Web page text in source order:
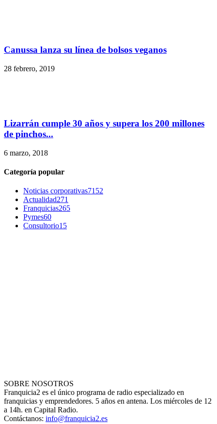
Canussa lanza su línea de bolsos veganos
28 febrero, 2019
Lizarrán cumple 30 años y supera los 200 millones
de pinchos...
6 marzo, 2018
Categoría popular
Noticias corporativas7152
Actualidad271
Franquicias265
Pymes60
Consultorio15
SOBRE NOSOTROS
Franquicia2 es el único programa de radio especializado en
franquicias y emprendedores. 5 años en antena. Los miércoles de 12
a 14h. en Capital Radio.
Contáctanos: info@franquicia2.es